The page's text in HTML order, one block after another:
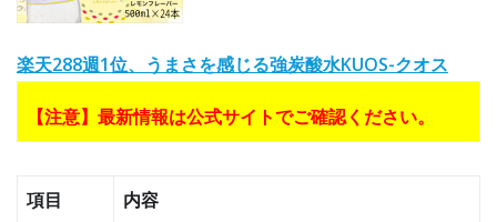
楽天288週1位、うまさを感じる強炭酸水KUOS-クオス
【注意】最新情報は公式サイトでご確認ください。
項目 内容